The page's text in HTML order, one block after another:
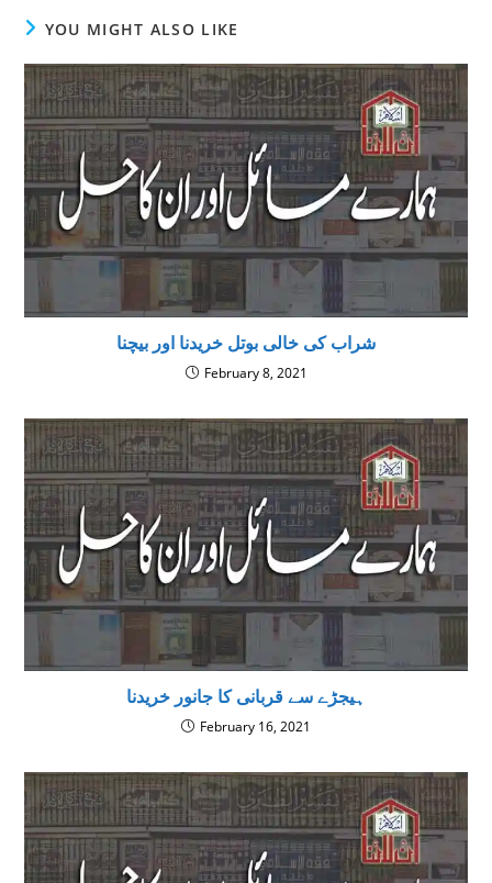
YOU MIGHT ALSO LIKE
شراب کی خالی بوتل خریدنا اور بیچنا
February 8, 2021
ہیجڑے سے قربانی کا جانور خریدنا
February 16, 2021